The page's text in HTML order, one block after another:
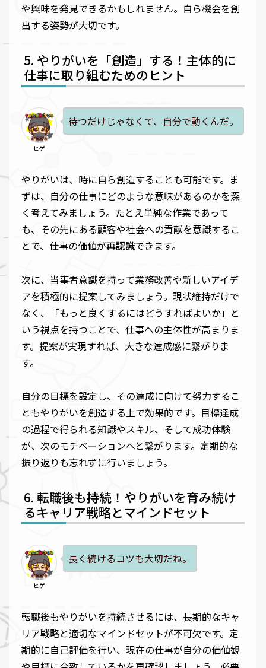
や興味を発見できるかもしれません。自ら機会を創
出する姿勢が大切です。
やりがいを「創造」する！主体的に
仕事に取り組むためのヒント
ヒゲ
待つだけじゃなくて、自分で動くんだ。
やりがいは、時に自ら創造することも可能です。ま
ずは、自分の仕事にどのような意味があるのかを深
く考えてみましょう。たとえ単純な作業であって
も、その先にある顧客や社会への貢献を意識するこ
とで、仕事の価値が再認識できます。
次に、当事者意識を持って業務改善や新しいアイデ
アを積極的に提案してみましょう。現状維持だけで
なく、「もっと良くするにはどうすればよいか」と
いう視点を持つことで、仕事への主体性が高まりま
す。提案が実現すれば、大きな達成感に繋がりま
す。
自分の目標を設定し、その達成に向けて努力するこ
ともやりがいを創造する上で効果的です。目標達成
の過程で得られる知識やスキル、そして成功体験
が、次のモチベーションへと繋がります。定期的な
振り返りも忘れずに行いましょう。
転職後も持続！やりがいを育み続け
るキャリア戦略とマインドセット
ヒゲ
長く続けるコツも大切だね。
転職後もやりがいを持続させるには、長期的なキャ
リア戦略と適切なマインドセットが不可欠です。定
期的に自己評価を行い、現在の仕事が自分の価値観